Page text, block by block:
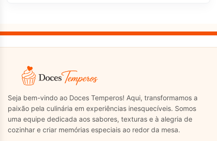
Seja bem-vindo ao Doces Temperos! Aqui, transformamos a
paixão pela culinária em experiências inesquecíveis. Somos
uma equipe dedicada aos sabores, texturas e à alegria de
cozinhar e criar memórias especiais ao redor da mesa.